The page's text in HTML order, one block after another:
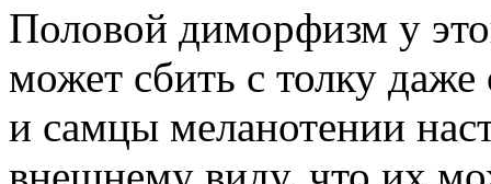
Половой диморфизм у
может сбить с толку
и самцы меланотении